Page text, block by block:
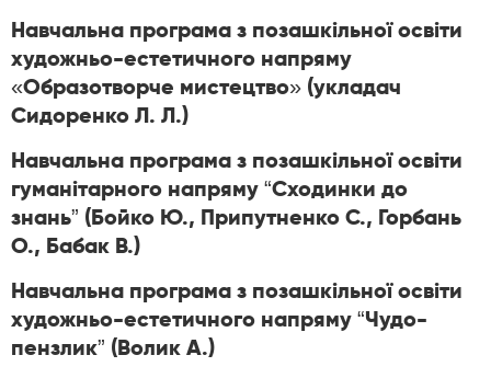
Навчальна програма з позашкільної освіти
художньо-естетичного напряму
«Образотворче мистецтво» (укладач
Сидоренко Л. Л.)
Навчальна програма з позашкільної освіти
гуманітарного напряму “Сходинки до
знань” (Бойко Ю., Припутненко С., Горбань
О., Бабак В.)
Навчальна програма з позашкільної освіти
художньо-естетичного напряму “Чудо-
пензлик” (Волик А.)